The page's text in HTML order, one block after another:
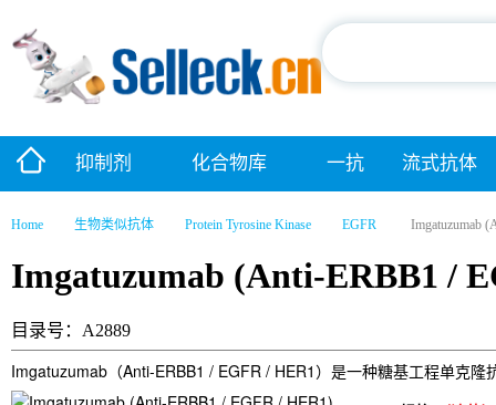
抑制剂 化合物库 一抗 流式抗体
Home 生物类似抗体 Protein Tyrosine Kinase EGFR Imgatuzumab
Imgatuzumab (Anti-ERBB1 /
目录号：A2889
Imgatuzumab（Anti-ERBB1 / EGFR / HER1）是一种糖基工程单克